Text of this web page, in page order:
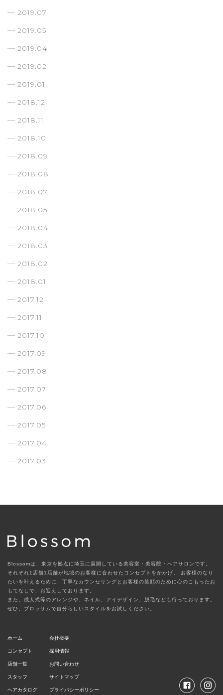
2019.07
2019.05
2019.04
2019.02
2019.01
2018.12
2018.11
2018.10
2018.09
2018.08
2018.07
2018.05
2018.04
2018.03
2018.02
2018.01
2017.12
2017.11
2017.10
2017.09
2017.08
2017.07
2017.06
2017.05
2017.04
2017.03
Blossomは、東京を拠点に埼玉に展開している美容室・美容院・ヘアサロンです。
それぞれ1店舗1店舗が地域のお客様に合わせたコンセプトをかかげ、
お客様のなり
たいを叶えるために、丁寧なカウンセリングとお客様の笑顔のために心のこもったお
もてなしで、お迎えしております。
また、成人式等のアレンジや、ネイル、アイデザイン、脱毛なども行っております。
ぜひ、ブロッサムで自分らしいスタイルをお試しください。
ホーム
コンセプト
店舗一覧
スタッフ
ヘアカタログ
会社概要
採用情報
お問い合わせ
サイトマップ
プライバシーポリシー